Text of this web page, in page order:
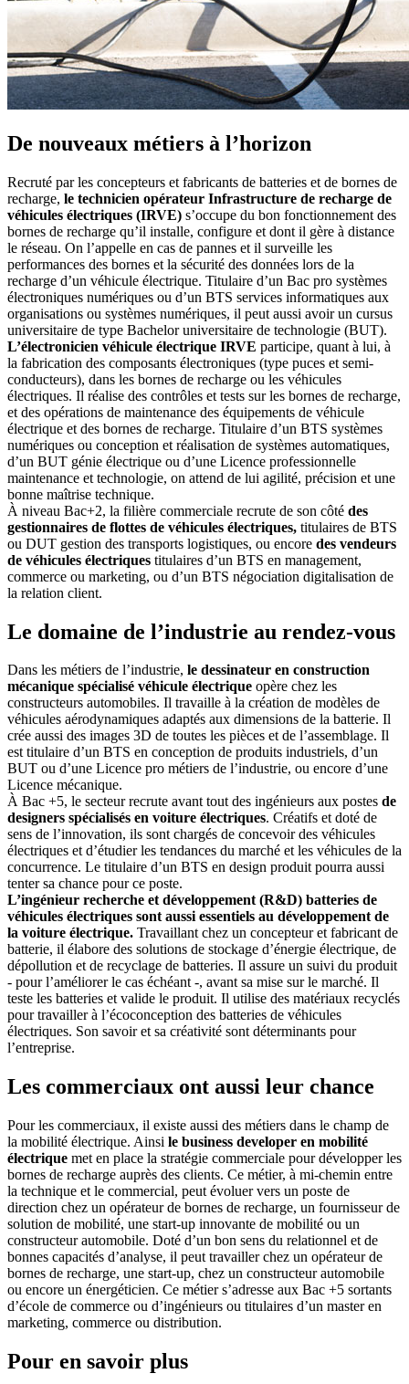
De nouveaux métiers à l’horizon
Recruté par les concepteurs et fabricants de batteries et de bornes de
recharge, le technicien opérateur Infrastructure de recharge de
véhicules électriques (IRVE) s’occupe du bon fonctionnement des
bornes de recharge qu’il installe, configure et dont il gère à distance
le réseau. On l’appelle en cas de pannes et il surveille les
performances des bornes et la sécurité des données lors de la
recharge d’un véhicule électrique. Titulaire d’un Bac pro systèmes
électroniques numériques ou d’un BTS services informatiques aux
organisations ou systèmes numériques, il peut aussi avoir un cursus
universitaire de type Bachelor universitaire de technologie (BUT).
L’électronicien véhicule électrique IRVE participe, quant à lui, à
la fabrication des composants électroniques (type puces et semi-
conducteurs), dans les bornes de recharge ou les véhicules
électriques. Il réalise des contrôles et tests sur les bornes de recharge,
et des opérations de maintenance des équipements de véhicule
électrique et des bornes de recharge. Titulaire d’un BTS systèmes
numériques ou conception et réalisation de systèmes automatiques,
d’un BUT génie électrique ou d’une Licence professionnelle
maintenance et technologie, on attend de lui agilité, précision et une
bonne maîtrise technique.
À niveau Bac+2, la filière commerciale recrute de son côté des
gestionnaires de flottes de véhicules électriques, titulaires de BTS
ou DUT gestion des transports logistiques, ou encore des vendeurs
de véhicules électriques titulaires d’un BTS en management,
commerce ou marketing, ou d’un BTS négociation digitalisation de
la relation client.
Le domaine de l’industrie au rendez-vous
Dans les métiers de l’industrie, le dessinateur en construction
mécanique spécialisé véhicule électrique opère chez les
constructeurs automobiles. Il travaille à la création de modèles de
véhicules aérodynamiques adaptés aux dimensions de la batterie. Il
crée aussi des images 3D de toutes les pièces et de l’assemblage. Il
est titulaire d’un BTS en conception de produits industriels, d’un
BUT ou d’une Licence pro métiers de l’industrie, ou encore d’une
Licence mécanique.
À Bac +5, le secteur recrute avant tout des ingénieurs aux postes de
designers spécialisés en voiture électriques. Créatifs et doté de
sens de l’innovation, ils sont chargés de concevoir des véhicules
électriques et d’étudier les tendances du marché et les véhicules de la
concurrence. Le titulaire d’un BTS en design produit pourra aussi
tenter sa chance pour ce poste.
L’ingénieur recherche et développement (R&D) batteries de
véhicules électriques sont aussi essentiels au développement de
la voiture électrique. Travaillant chez un concepteur et fabricant de
batterie, il élabore des solutions de stockage d’énergie électrique, de
dépollution et de recyclage de batteries. Il assure un suivi du produit
- pour l’améliorer le cas échéant -, avant sa mise sur le marché. Il
teste les batteries et valide le produit. Il utilise des matériaux recyclés
pour travailler à l’écoconception des batteries de véhicules
électriques. Son savoir et sa créativité sont déterminants pour
l’entreprise.
Les commerciaux ont aussi leur chance
Pour les commerciaux, il existe aussi des métiers dans le champ de
la mobilité électrique. Ainsi le business developer en mobilité
électrique met en place la stratégie commerciale pour développer les
bornes de recharge auprès des clients. Ce métier, à mi-chemin entre
la technique et le commercial, peut évoluer vers un poste de
direction chez un opérateur de bornes de recharge, un fournisseur de
solution de mobilité, une start-up innovante de mobilité ou un
constructeur automobile. Doté d’un bon sens du relationnel et de
bonnes capacités d’analyse, il peut travailler chez un opérateur de
bornes de recharge, une start-up, chez un constructeur automobile
ou encore un énergéticien. Ce métier s’adresse aux Bac +5 sortants
d’école de commerce ou d’ingénieurs ou titulaires d’un master en
marketing, commerce ou distribution.
Pour en savoir plus